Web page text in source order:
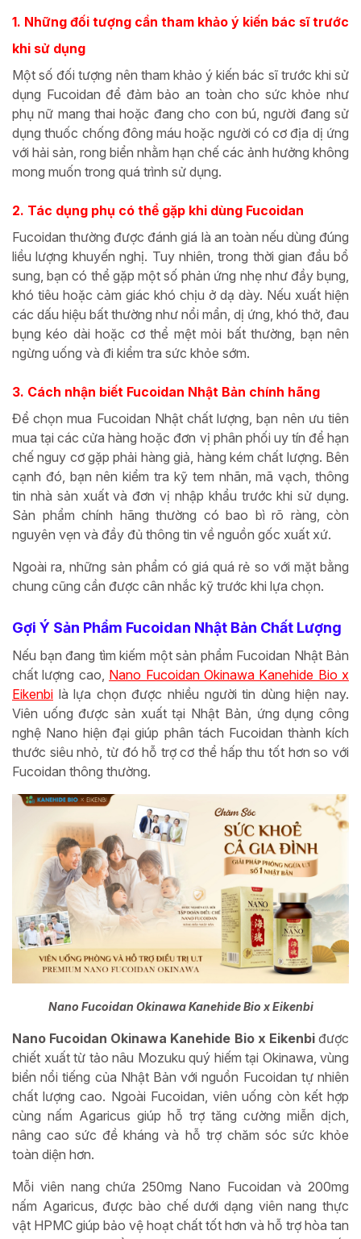
1. Những đối tượng cần tham khảo ý kiến bác sĩ trước
khi sử dụng
Một số đối tượng nên tham khảo ý kiến bác sĩ trước khi sử
dụng Fucoidan để đảm bảo an toàn cho sức khỏe như
phụ nữ mang thai hoặc đang cho con bú, người đang sử
dụng thuốc chống đông máu hoặc người có cơ địa dị ứng
với hải sản, rong biển nhằm hạn chế các ảnh hưởng không
mong muốn trong quá trình sử dụng.
2. Tác dụng phụ có thể gặp khi dùng Fucoidan
Fucoidan thường được đánh giá là an toàn nếu dùng đúng
liều lượng khuyến nghị. Tuy nhiên, trong thời gian đầu bổ
sung, bạn có thể gặp một số phản ứng nhẹ như đầy bụng,
khó tiêu hoặc cảm giác khó chịu ở dạ dày. Nếu xuất hiện
các dấu hiệu bất thường như nổi mẩn, dị ứng, khó thở, đau
bụng kéo dài hoặc cơ thể mệt mỏi bất thường, bạn nên
ngừng uống và đi kiểm tra sức khỏe sớm.
3. Cách nhận biết Fucoidan Nhật Bản chính hãng
Để chọn mua Fucoidan Nhật chất lượng, bạn nên ưu tiên
mua tại các cửa hàng hoặc đơn vị phân phối uy tín để hạn
chế nguy cơ gặp phải hàng giả, hàng kém chất lượng. Bên
cạnh đó, bạn nên kiểm tra kỹ tem nhãn, mã vạch, thông
tin nhà sản xuất và đơn vị nhập khẩu trước khi sử dụng.
Sản phẩm chính hãng thường có bao bì rõ ràng, còn
nguyên vẹn và đầy đủ thông tin về nguồn gốc xuất xứ.
Ngoài ra, những sản phẩm có giá quá rẻ so với mặt bằng
chung cũng cần được cân nhắc kỹ trước khi lựa chọn.
Gợi Ý Sản Phẩm Fucoidan Nhật Bản Chất Lượng
Nếu bạn đang tìm kiếm một sản phẩm Fucoidan Nhật Bản
chất lượng cao, Nano Fucoidan Okinawa Kanehide Bio x
Eikenbi là lựa chọn được nhiều người tin dùng hiện nay.
Viên uống được sản xuất tại Nhật Bản, ứng dụng công
nghệ Nano hiện đại giúp phân tách Fucoidan thành kích
thước siêu nhỏ, từ đó hỗ trợ cơ thể hấp thu tốt hơn so với
Fucoidan thông thường.
Nano Fucoidan Okinawa Kanehide Bio x Eikenbi
Nano Fucoidan Okinawa Kanehide Bio x Eikenbiđược
chiết xuất từ tảo nâu Mozuku quý hiếm tại Okinawa, vùng
biển nổi tiếng của Nhật Bản với nguồn Fucoidan tự nhiên
chất lượng cao. Ngoài Fucoidan, viên uống còn kết hợp
cùng nấm Agaricus giúp hỗ trợ tăng cường miễn dịch,
nâng cao sức đề kháng và hỗ trợ chăm sóc sức khỏe
toàn diện hơn.
Mỗi viên nang chứa 250mg Nano Fucoidan và 200mg
nấm Agaricus, được bào chế dưới dạng viên nang thực
vật HPMC giúp bảo vệ hoạt chất tốt hơn và hỗ trợ hòa tan